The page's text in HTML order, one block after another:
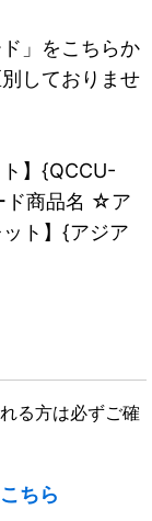
」をこちらか
しておりませ
】{QCCU-
ド商品名 ☆ア
ト】{アジア
る方は必ずご確
こちら